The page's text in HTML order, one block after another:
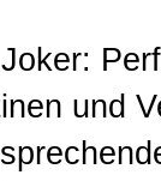
und